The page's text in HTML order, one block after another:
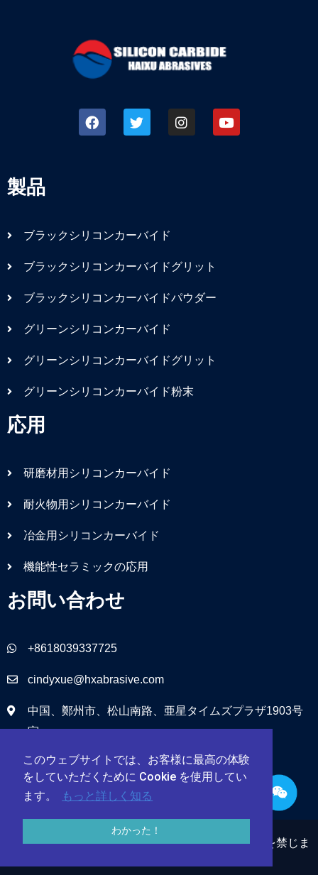
このウェブサイトでは、お客様に最高の体験
をしていただくために Cookie を使用してい
ます。
もっと詳しく知る
わかった！
製品
ブラックシリコンカーバイド
ブラックシリコンカーバイドグリット
ブラックシリコンカーバイドパウダー
グリーンシリコンカーバイド
グリーンシリコンカーバイドグリット
グリーンシリコンカーバイド粉末
応用
研磨材用シリコンカーバイド
耐火物用シリコンカーバイド
冶金用シリコンカーバイド
機能性セラミックの応用
お問い合わせ
+8618039337725
cindyxue@hxabrasive.com
中国、鄭州市、松山南路、亜星タイムズプラザ1903号
室
鄭州海旭研磨材有限公司 © 1999 – 2024 | 無断転載を禁じま